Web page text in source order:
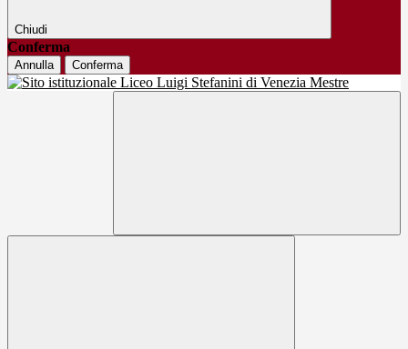
Chiudi
Conferma
Annulla Conferma